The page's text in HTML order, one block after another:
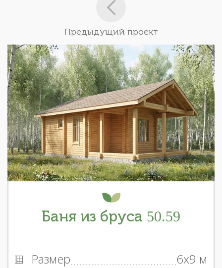
Предыдущий проект
Баня из бруса 50.59
Размер
6x9 м